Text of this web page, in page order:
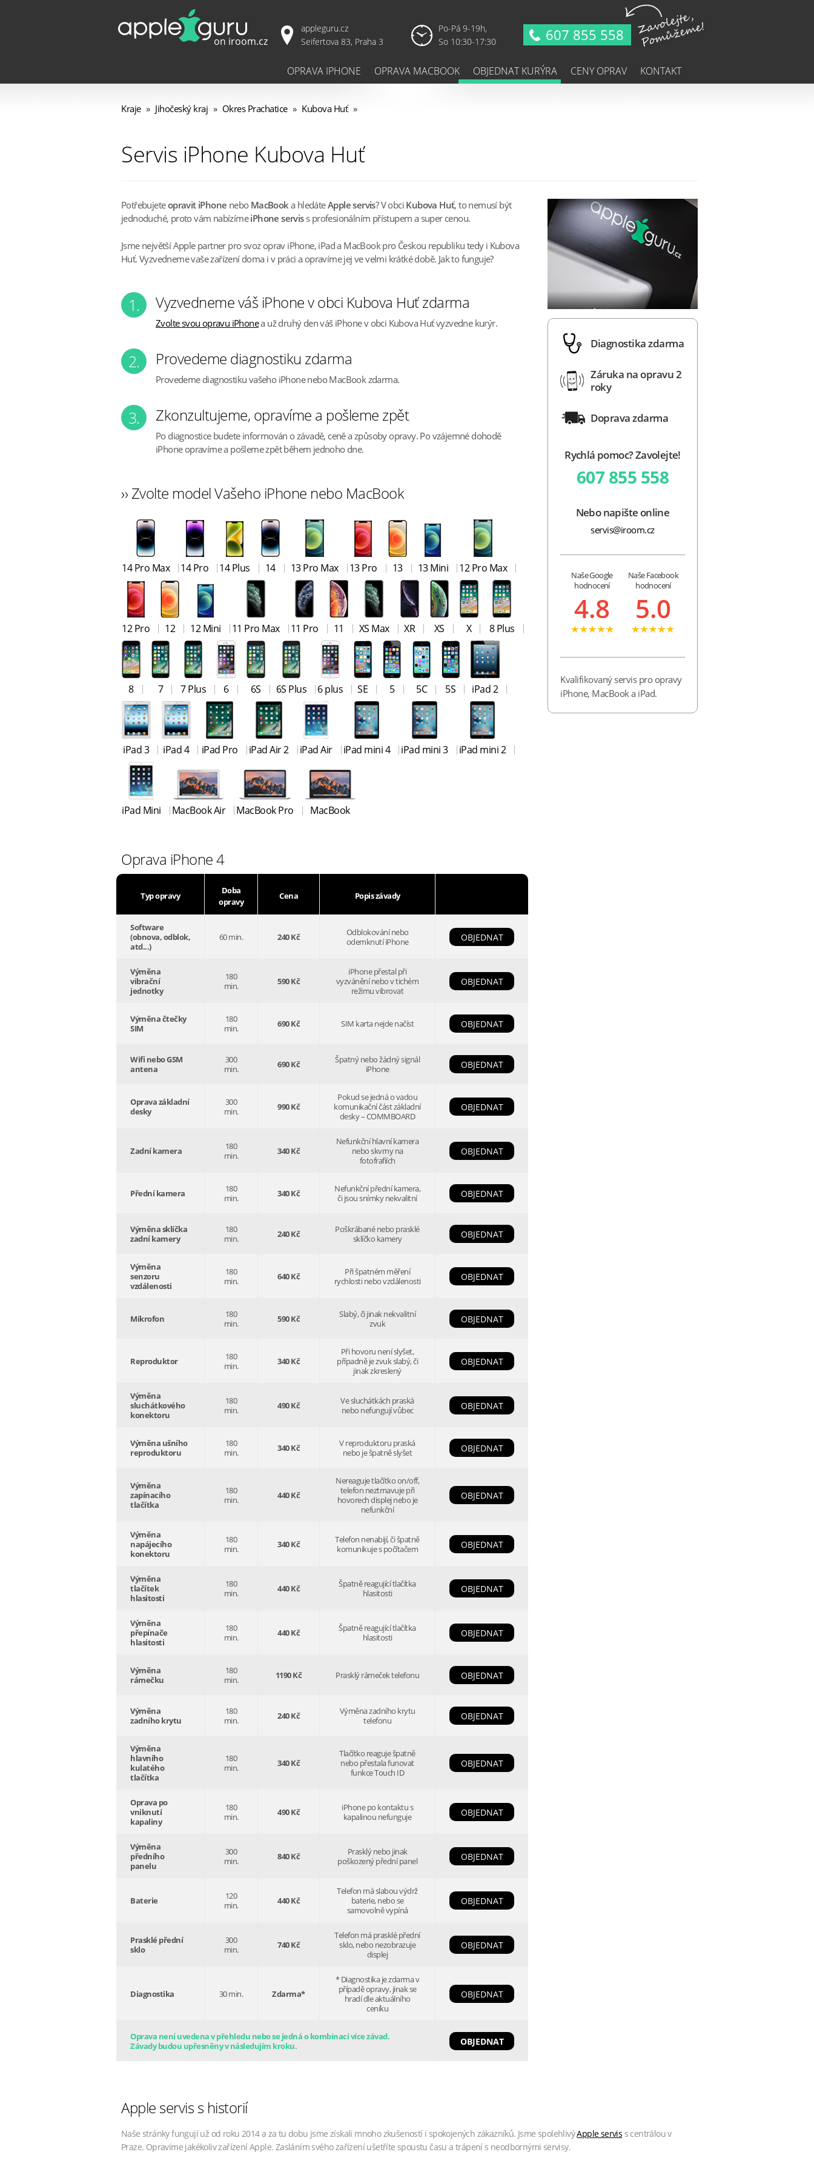
appleguru.cz
Seifertova 83, Praha 3
Po-Pá 9-19h,
So 10:30-17:30
607 855 558
OPRAVA IPHONE OPRAVA MACBOOK OBJEDNAT KURÝRA CENY OPRAV KONTAKT
Kraje » Jihočeský kraj » Okres Prachatice » Kubova Huť »
Servis iPhone Kubova Huť
Potřebujeteopravit iPhone neboMacBooka hledáteApple servis? V obciKubova Huť, to nemusí být
jednoduché, proto vám nabízímeiPhone serviss profesionálním přístupem a super cenou.
Jsme největší Apple partner pro svoz oprav iPhone, iPad a MacBook pro Českou republiku tedy i Kubova
Huť. Vyzvedneme vaše zařízení doma i v práci a opravíme jej ve velmi krátké době. Jak to funguje?
1. Vyzvedneme váš iPhone v obci Kubova Huť zdarma
Zvolte svou opravu iPhonea už druhý den váš iPhone v obci Kubova Huť vyzvedne kurýr.
2. Provedeme diagnostiku zdarma
Provedeme diagnostiku vašeho iPhone nebo MacBook zdarma.
3. Zkonzultujeme, opravíme a pošleme zpět
Po diagnostice budete informován o závadě, ceně a způsoby opravy. Po vzájemné dohodě
iPhone opravíme a pošleme zpět během jednoho dne.
›› Zvolte model Vašeho iPhone nebo MacBook
14 Pro Max 14 Pro 14 Plus 14 13 Pro Max 13 Pro 13 13 Mini 12 Pro Max
12 Pro 12 12 Mini 11 Pro Max 11 Pro 11 XS Max XR XS X 8 Plus
8 7 7 Plus 6 6S 6S Plus 6 plus SE 5 5C 5S iPad 2
iPad 3 iPad 4 iPad Pro iPad Air 2 iPad Air iPad mini 4 iPad mini 3 iPad mini 2
iPad Mini MacBook Air MacBook Pro MacBook
Oprava iPhone 4
Typ opravy
Doba
opravy
Cena Popis závady
Software
(obnova, odblok,
atd...)
60 min. 240 Kč
Odblokování nebo
odemknutí iPhone
OBJEDNAT
Výměna
vibrační
jednotky
180
min.
590 Kč
iPhone přestal při
vyzvánění nebo v tichém
režimu vibrovat
OBJEDNAT
Výměna čtečky
SIM
180
min.
690 Kč SIM karta nejde načíst OBJEDNAT
Wifi nebo GSM
antena
300
min.
690 Kč
Špatný nebo žádný signál
iPhone
OBJEDNAT
Oprava základní
desky
300
min.
990 Kč
Pokud se jedná o vadou
komunikační část základní
desky – COMMBOARD
OBJEDNAT
Zadní kamera
180
min.
340 Kč
Nefunkční hlavní kamera
nebo skvrny na
fotofrafiích
OBJEDNAT
Přední kamera
180
min.
340 Kč
Nefunkční přední kamera,
či jsou snímky nekvalitní
OBJEDNAT
Výměna sklíčka
zadní kamery
180
min.
240 Kč
Poškrábané nebo prasklé
sklíčko kamery
OBJEDNAT
Výměna
senzoru
vzdálenosti
180
min.
640 Kč
Při špatném měření
rychlosti nebo vzdálenosti
OBJEDNAT
Mikrofon
180
min.
590 Kč
Slabý, či jinak nekvalitní
zvuk
OBJEDNAT
Reproduktor
180
min.
340 Kč
Při hovoru není slyšet,
případně je zvuk slabý, či
jinak zkreslený
OBJEDNAT
Výměna
sluchátkového
konektoru
180
min.
490 Kč
Ve sluchátkách praská
nebo nefungují vůbec
OBJEDNAT
Výměna ušního
reproduktoru
180
min.
340 Kč
V reproduktoru praská
nebo je špatně slyšet
OBJEDNAT
Výměna
zapínacího
tlačítka
180
min.
440 Kč
Nereaguje tlačítko on/off,
telefon neztmavuje při
hovorech displej nebo je
nefunkční
OBJEDNAT
Výměna
napájecího
konektoru
180
min.
340 Kč
Telefon nenabijí, či špatně
komunikuje s počítačem
OBJEDNAT
Výměna
tlačítek
hlasitosti
180
min.
440 Kč
Špatně reagující tlačítka
hlasitosti
OBJEDNAT
Výměna
přepínače
hlasitosti
180
min.
440 Kč
Špatně reagující tlačítka
hlasitosti
OBJEDNAT
Výměna
rámečku
180
min.
1190 Kč Prasklý rámeček telefonu OBJEDNAT
Výměna
zadního krytu
180
min.
240 Kč
Výměna zadního krytu
telefonu
OBJEDNAT
Výměna
hlavního
kulatého
tlačítka
180
min.
340 Kč
Tlačítko reaguje špatně
nebo přestala funovat
funkce Touch ID
OBJEDNAT
Oprava po
vniknutí
kapaliny
180
min.
490 Kč
iPhone po kontaktu s
kapalinou nefunguje
OBJEDNAT
Výměna
předního
panelu
300
min.
840 Kč
Prasklý nebo jinak
poškozený přední panel
OBJEDNAT
Baterie
120
min.
440 Kč
Telefon má slabou výdrž
baterie, nebo se
samovolně vypíná
OBJEDNAT
Prasklé přední
sklo
300
min.
740 Kč
Telefon má prasklé přední
sklo, nebo nezobrazuje
displej
OBJEDNAT
Diagnostika 30 min. Zdarma*
* Diagnostika je zdarma v
případě opravy, jinak se
hradí dle aktuálního
ceníku
OBJEDNAT
Oprava není uvedena v přehledu nebo se jedná o kombinaci více závad.
Závady budou upřesněny v následujím kroku.
OBJEDNAT
Diagnostika zdarma
Záruka na opravu 2
roky
Doprava zdarma
Rychlá pomoc? Zavolejte!
607 855 558
Nebo napište online
servis@iroom.cz
Naše Google
hodnocení
4.8
Naše Facebook
hodnocení
5.0
Kvalifikovaný servis pro opravy
iPhone, MacBook a iPad.
Apple servis s historií
Naše stránky fungují už od roku 2014 a za tu dobu jsme získali mnoho zkušeností i spokojených zákazníků. Jsme spolehlivýApple servis s centrálou v
Praze. Opravíme jakékoliv zařízení Apple. Zasláním svého zařízení ušetříte spoustu času a trápení s neodbornými servisy.